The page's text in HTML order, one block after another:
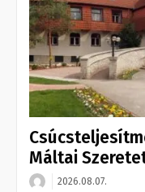
Máltai
2026.08.07.